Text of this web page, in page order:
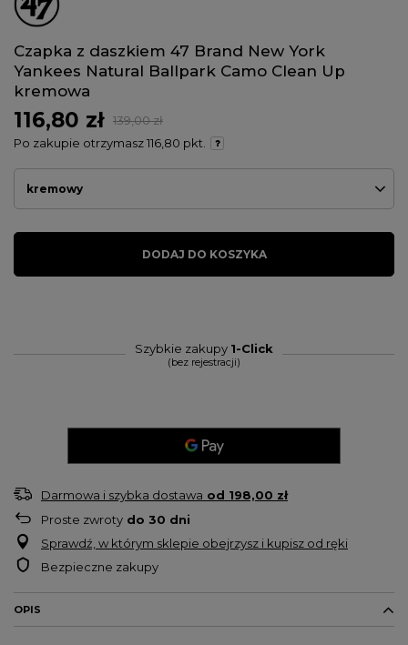
Czapka z daszkiem 47 Brand New York
Yankees Natural Ballpark Camo Clean Up
kremowa
116,80 zł
139,00 zł
Po zakupie otrzymasz116,80 pkt.
kremowy
DODAJ DO KOSZYKA
Szybkie zakupy 1-Click
(bez rejestracji)
Darmowa i szybka dostawa od 198,00 zł
Proste zwroty do 30 dni
Sprawdź, w którym sklepie obejrzysz i kupisz od ręki
Bezpieczne zakupy
OPIS